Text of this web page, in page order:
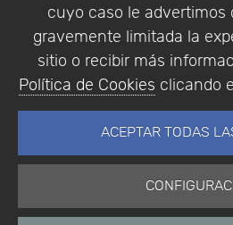
cuyo caso le advertimos
gravemente limitada la
sitio o recibir más
Política de Cookies clicando
ACEPTAR TODAS
Empresa|Aviso Legal|
Política de
© Copyright 1994 - 2026.
Científico,
Portugal.